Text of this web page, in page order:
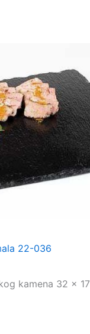
22-036
kamena 32 x 17